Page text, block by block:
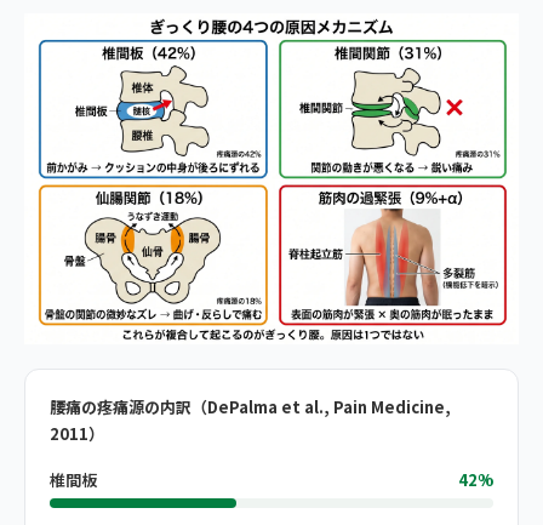
腰痛の疼痛源の内訳（DePalma et al., Pain Medicine,
2011）
椎間板
42%